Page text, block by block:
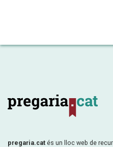
pregaria.cat és un lloc web de